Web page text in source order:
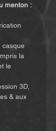
menton :
casque
la
le
3D,
& aux